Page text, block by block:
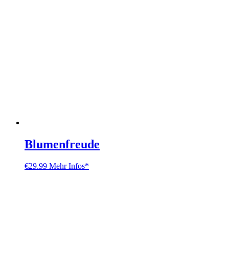
Blumenfreude
€29.99 Mehr Infos*